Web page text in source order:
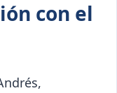
con el